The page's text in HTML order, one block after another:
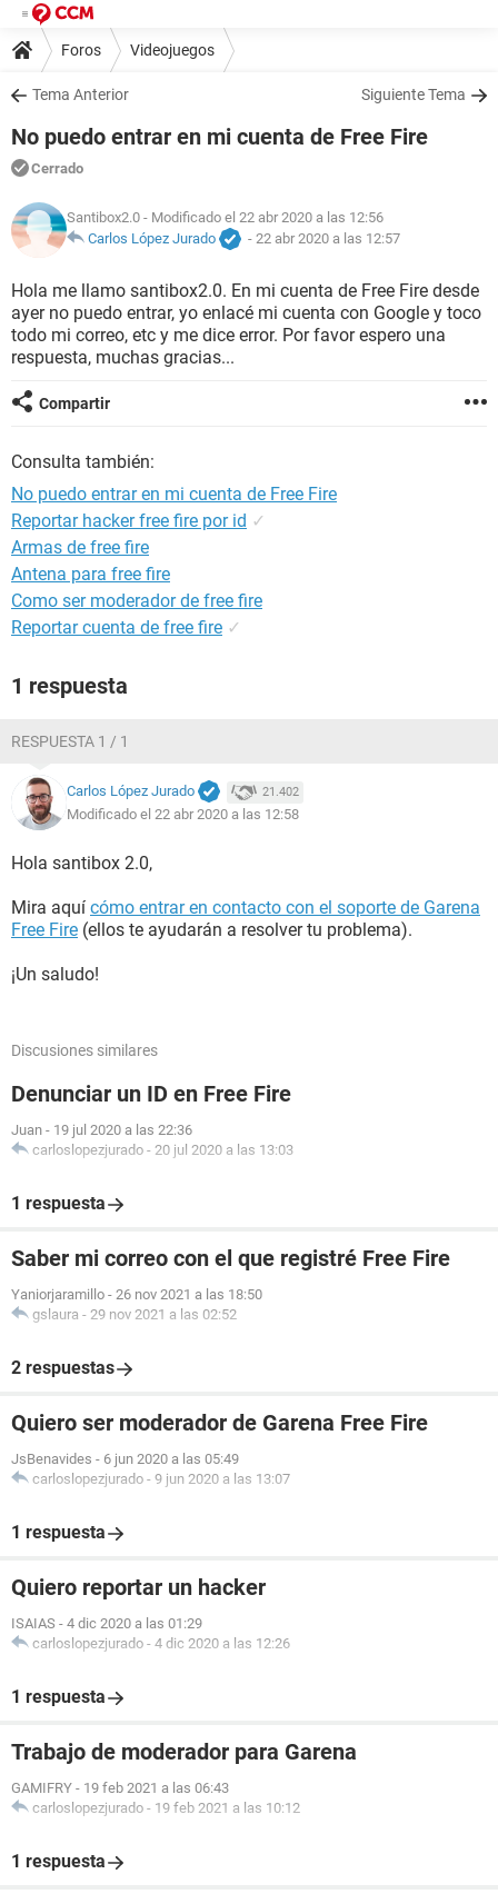
Foros Videojuegos
Tema Anterior Siguiente Tema
No puedo entrar en mi cuenta de Free Fire
Cerrado
Santibox2.0 - Modificado el 22 abr 2020 a las 12:56
Carlos López Jurado
- 22 abr 2020 a las 12:57
Hola me llamo santibox2.0. En mi cuenta de Free Fire desde
ayer no puedo entrar, yo enlacé mi cuenta con Google y toco
todo mi correo, etc y me dice error. Por favor espero una
respuesta, muchas gracias...
Compartir
Consulta también:
No puedo entrar en mi cuenta de Free Fire
Reportar hacker free fire por id ✓
Armas de free fire
Antena para free fire
Como ser moderador de free fire
Reportar cuenta de free fire ✓
1 respuesta
RESPUESTA 1 / 1
Carlos López Jurado 21.402
Modificado el 22 abr 2020 a las 12:58
Hola santibox 2.0,
Mira aquí cómo entrar en contacto con el soporte de Garena
Free Fire (ellos te ayudarán a resolver tu problema).
¡Un saludo!
Discusiones similares
Denunciar un ID en Free Fire
Juan - 19 jul 2020 a las 22:36
carloslopezjurado - 20 jul 2020 a las 13:03
1 respuesta
Saber mi correo con el que registré Free Fire
Yaniorjaramillo - 26 nov 2021 a las 18:50
gslaura - 29 nov 2021 a las 02:52
2 respuestas
Quiero ser moderador de Garena Free Fire
JsBenavides - 6 jun 2020 a las 05:49
carloslopezjurado - 9 jun 2020 a las 13:07
1 respuesta
Quiero reportar un hacker
ISAIAS - 4 dic 2020 a las 01:29
carloslopezjurado - 4 dic 2020 a las 12:26
1 respuesta
Trabajo de moderador para Garena
GAMIFRY - 19 feb 2021 a las 06:43
carloslopezjurado - 19 feb 2021 a las 10:12
1 respuesta